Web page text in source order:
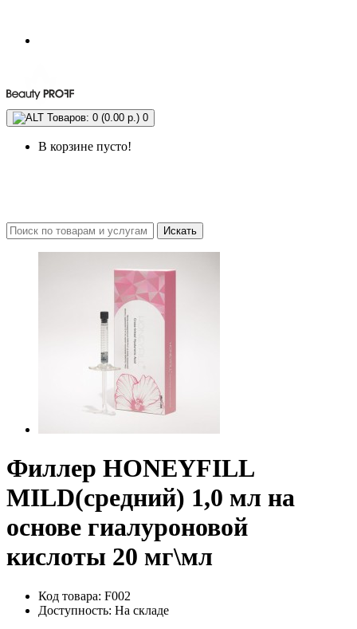
Товаров: 0 (0.00 р.) 0
В корзине пусто!
Искать
Филлер HONEYFILL
MILD(средний) 1,0 мл на
основе гиалуроновой
кислоты 20 мг\мл
Код товара: F002
Доступность: На складе